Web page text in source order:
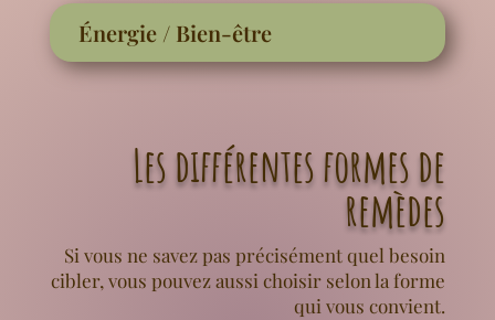
Énergie / Bien-être
Les différentes formes de
remèdes
Si vous ne savez pas précisément quel besoin
cibler, vous pouvez aussi choisir selon la forme
qui vous convient.